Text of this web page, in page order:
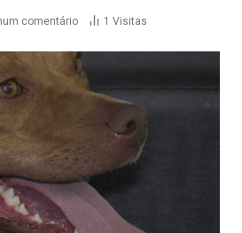
comentário 1 Visitas